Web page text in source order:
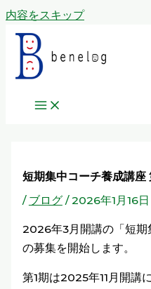
内容をスキップ
短期集中コーチ養成講座
/ ブログ/2026年1月16日
2026年3月開講の「短期
の募集を開始します。
第1期は2025年11月開講